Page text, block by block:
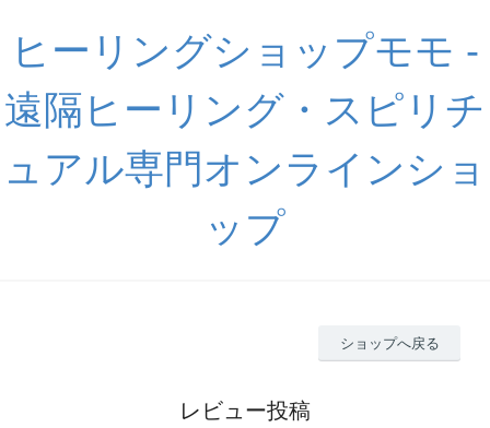
ヒーリングショップモモ -
遠隔ヒーリング・スピリチ
ュアル専門オンラインショ
ップ
ショップへ戻る
レビュー投稿